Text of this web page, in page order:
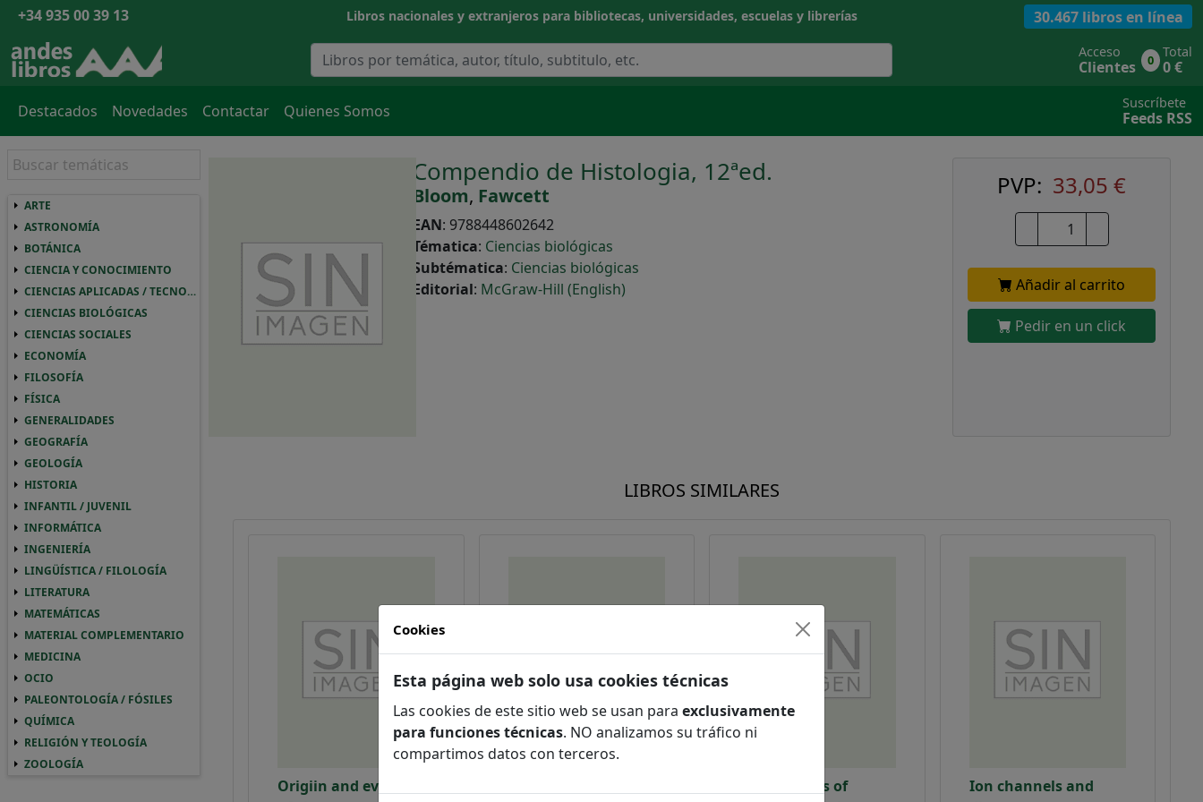
+34 935 00 39 13 Libros nacionales y extranjeros para bibliotecas, universidades, escuelas y librerías 30.467 libros en línea
Acceso
Clientes 0 Total
0 €
Destacados Novedades Contactar Quienes Somos Suscríbete
Feeds RSS
ARTE
ASTRONOMÍA
BOTÁNICA
CIENCIA Y CONOCIMIENTO CIENCIA Y CONOCIMIENTO CIENCIA Y CONOCIMIENTO
CIENCIAS APLICADAS / TECNOLOGÍA CIENCIAS APLICADAS / TECNOLOGIA CIENCIAS APLICADAS / TECNOLOGÍA
CIENCIAS BIOLÓGICAS CIENCIAS BIOLOGICAS CIENCIAS BIOLÓGICAS
CIENCIAS SOCIALES CIENCIAS SOCIALES CIENCIAS SOCIALES
ECONOMÍA
FILOSOFÍA
FÍSICA
GENERALIDADES
GEOGRAFÍA
GEOLOGÍA
HISTORIA
INFANTIL / JUVENIL
INFORMÁTICA
INGENIERÍA
LINGÜÍSTICA / FILOLOGÍA
LITERATURA
MATEMÁTICAS
MATERIAL COMPLEMENTARIO MATERIAL COMPLEMENTARIO MATERIAL COMPLEMENTARIO
MEDICINA
OCIO
PALEONTOLOGÍA / FÓSILES PALEONTOLOGIA / FOSILES PALEONTOLOGÍA / FÓSILES
QUÍMICA
RELIGIÓN Y TEOLOGÍA RELIGION Y TEOLOGIA RELIGIÓN Y TEOLOGÍA
ZOOLOGÍA
Compendio de Histologia, 12ªed.
Bloom, Fawcett
EAN: 9788448602642
Tématica: Ciencias biológicas
Subtématica: Ciencias biológicas
Editorial: McGraw-Hill (English)
PVP: 33,05 €
Añadir al carrito
Pedir en un click
LIBROS SIMILARES
Origiin and evolution
Foundations of
Ion channels and
Cookies
Esta página web solo usa cookies técnicas
Las cookies de este sitio web se usan para exclusivamente
para funciones técnicas. NO analizamos su tráfico ni
compartimos datos con terceros.